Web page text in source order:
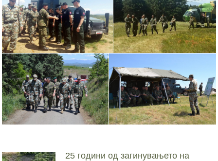
25 години од загинувањето на